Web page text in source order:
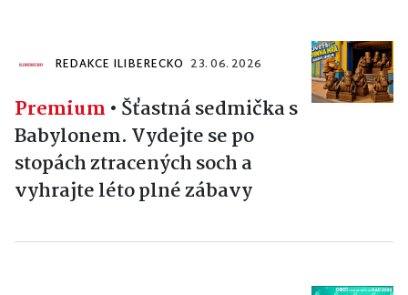
REDAKCE ILIBERECKO 23. 06. 2026
Premium • Šťastná sedmička s
Babylonem. Vydejte se po
stopách ztracených soch a
vyhrajte léto plné zábavy